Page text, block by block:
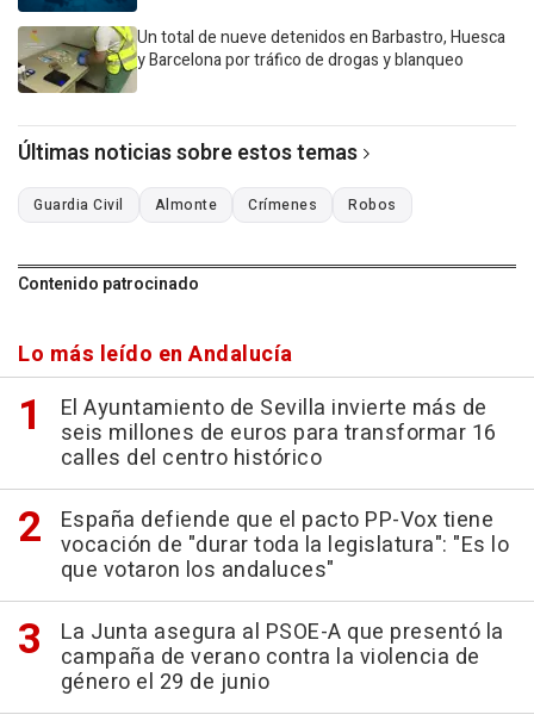
Un total de nueve detenidos en Barbastro, Huesca
y Barcelona por tráfico de drogas y blanqueo
Últimas noticias sobre estos temas
Guardia Civil Almonte Crímenes Robos
Contenido patrocinado
Lo más leído en Andalucía
El Ayuntamiento de Sevilla invierte más de
seis millones de euros para transformar 16
calles del centro histórico
España defiende que el pacto PP-Vox tiene
vocación de "durar toda la legislatura": "Es lo
que votaron los andaluces"
La Junta asegura al PSOE-A que presentó la
campaña de verano contra la violencia de
género el 29 de junio